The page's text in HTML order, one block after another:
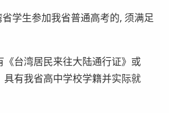
生参加我省普通高考的, 须满足
台湾居民来往大陆通行证》或
具有我省高中学校学籍并实际就